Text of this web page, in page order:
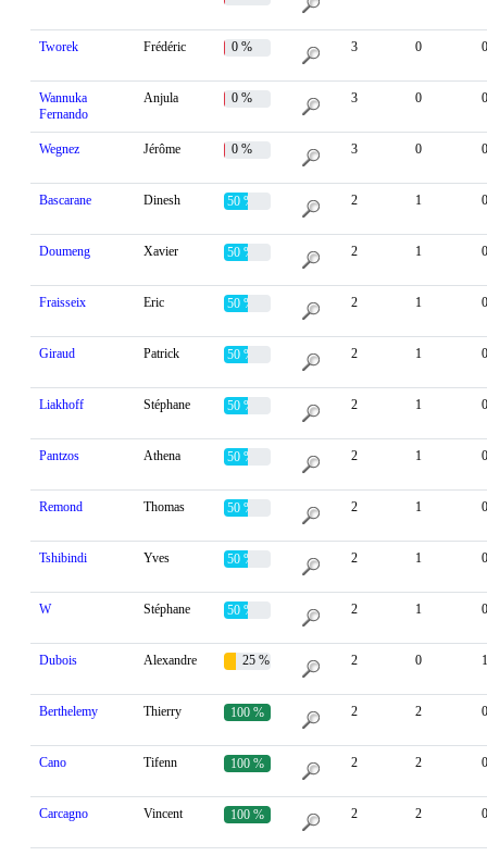
Tworek Frédéric 0 % 3 0 0
Wannuka
Fernando
Anjula 0 % 3 0 0
Wegnez Jérôme 0 % 3 0 0
Bascarane Dinesh 50 % 2 1 0
Doumeng Xavier 50 % 2 1 0
Fraisseix Eric 50 % 2 1 0
Giraud Patrick 50 % 2 1 0
Liakhoff Stéphane 50 % 2 1 0
Pantzos Athena 50 % 2 1 0
Remond Thomas 50 % 2 1 0
Tshibindi Yves 50 % 2 1 0
W Stéphane 50 % 2 1 0
Dubois Alexandre 25 % 2 0 1
Berthelemy Thierry 100 % 2 2 0
Cano Tifenn 100 % 2 2 0
Carcagno Vincent 100 % 2 2 0